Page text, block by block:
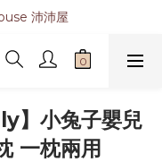
沛沛屋
】小兔子嬰兒
一枕兩用